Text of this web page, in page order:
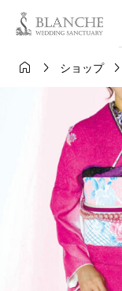
  ショップ 